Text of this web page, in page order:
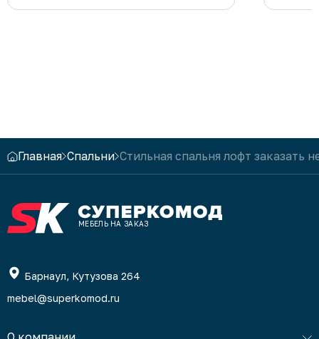
Главная Спальни Стильная спальня лофт заказать
МЕБЕЛЬ НА ЗАКАЗ
Барнаул, Кутузова 264
mebel@superkomod.ru